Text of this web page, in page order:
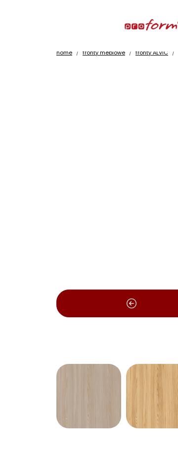
home fronty meblowe fronty ALVIC